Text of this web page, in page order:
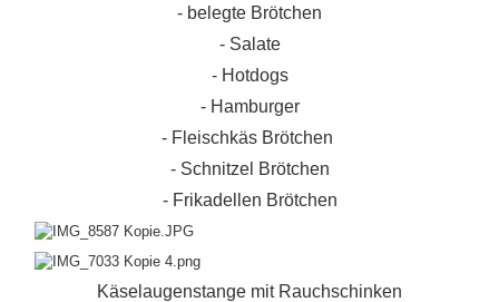
- belegte Brötchen
- Salate
- Hotdogs
- Hamburger
- Fleischkäs Brötchen
- Schnitzel Brötchen
- Frikadellen Brötchen
Käselaugenstange mit Rauchschinken